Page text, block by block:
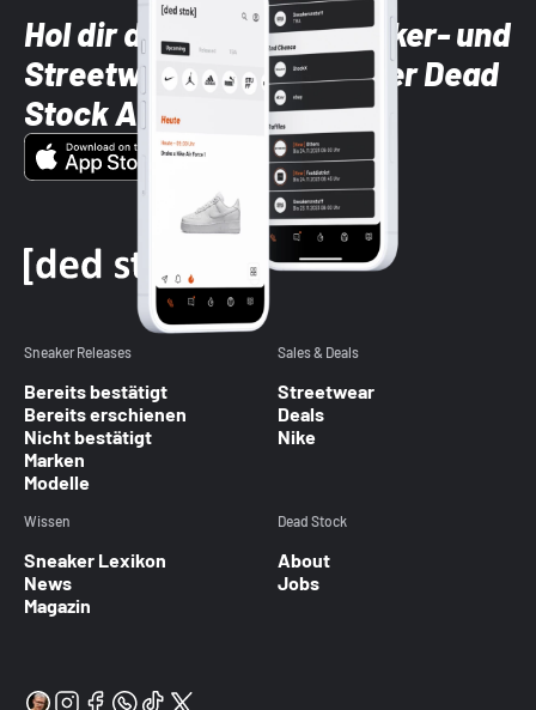
Hol dir die neuesten Sneaker- und
Streetwear-Brands mit der Dead
Stock App
Sneaker Releases
Bereits bestätigt
Bereits erschienen
Nicht bestätigt
Marken
Modelle
Sales & Deals
Streetwear
Deals
Nike
Wissen
Sneaker Lexikon
News
Magazin
Dead Stock
About
Jobs